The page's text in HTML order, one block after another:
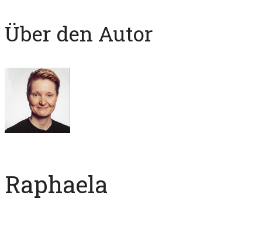
Über den Autor
Raphaela